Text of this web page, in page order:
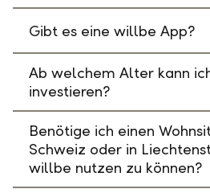
Gibt es eine willbe App?
Ab welchem Alter kann
investieren?
Benötige ich einen
Schweiz oder in
willbe nutzen zu können?